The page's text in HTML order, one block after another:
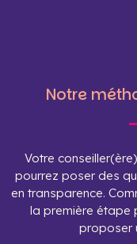
Notre
Votre
pourrez poser des
en transparence.
la première étape
proposer